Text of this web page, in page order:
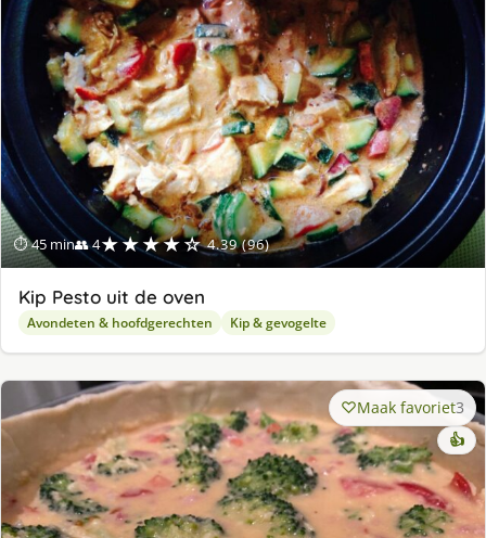
⏱ 45 min👥 4★★★★☆ 4.39 (96)
Kip Pesto uit de oven
Avondeten & hoofdgerechten Kip & gevogelte
Maak favoriet3
👍